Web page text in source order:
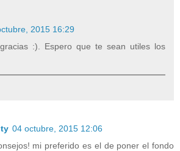
2015 16:29
:). Espero que te sean utiles los
04 octubre, 2015 12:06
mi preferido es el de poner el fondo